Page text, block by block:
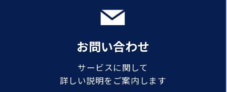
お問い合わせ
サービスに関して
詳しい説明をご案内します